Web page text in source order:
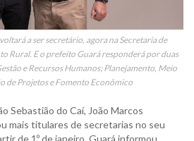
a ser secretário, agora na Secretaria de
Rural. E o prefeito Guará responderá por duas
e Recursos Humanos; Planejamento, Meio
de Projetos e Fomento Econômico
Sebastião do Caí, João Marcos
mais titulares de secretarias no seu